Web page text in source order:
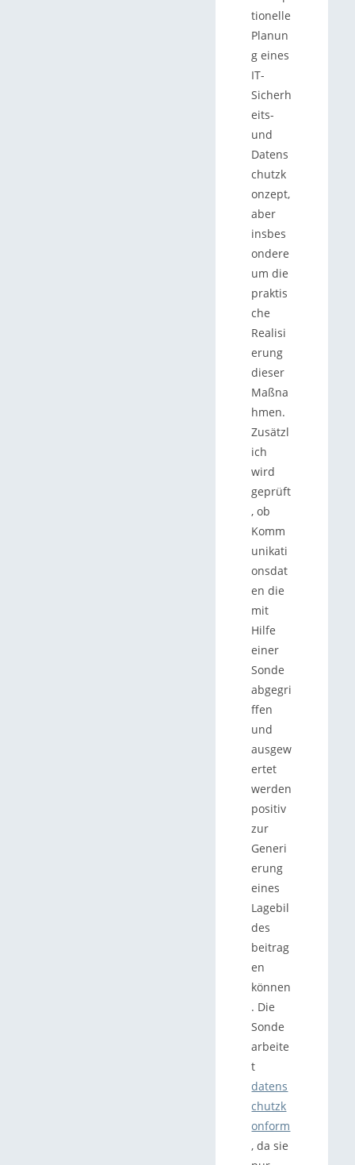
tionelle
Planun
g eines
IT-
Sicherh
eits-
und
Datens
chutzk
onzept,
aber
insbes
ondere
um die
praktis
che
Realisi
erung
dieser
Maßna
hmen.
Zusätzl
ich
wird
geprüft
, ob
Komm
unikati
onsdat
en die
mit
Hilfe
einer
Sonde
abgegri
ffen
und
ausgew
ertet
werden
positiv
zur
Generi
erung
eines
Lagebil
des
beitrag
en
können
. Die
Sonde
arbeite
t
datens
chutzk
onform
, da sie